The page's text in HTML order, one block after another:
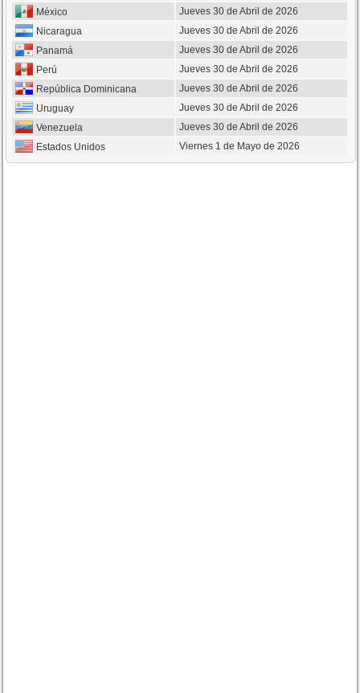
México
Jueves 30 de Abril de 2026
Nicaragua
Jueves 30 de Abril de 2026
Panamá
Jueves 30 de Abril de 2026
Perú
Jueves 30 de Abril de 2026
República Dominicana
Jueves 30 de Abril de 2026
Uruguay
Jueves 30 de Abril de 2026
Venezuela
Jueves 30 de Abril de 2026
Estados Unidos
Viernes 1 de Mayo de 2026